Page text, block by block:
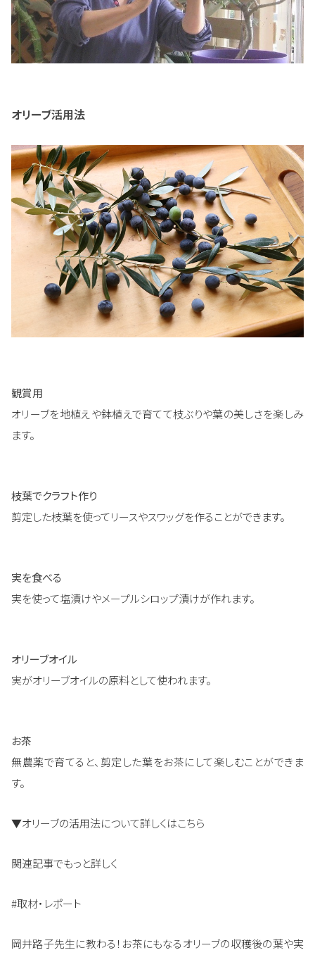
オリーブ活用法
観賞用
オリーブを地植えや鉢植えで育てて枝ぶりや葉の美しさを楽しみ
ます。
枝葉でクラフト作り
剪定した枝葉を使ってリースやスワッグを作ることができます。
実を食べる
実を使って塩漬けやメープルシロップ漬けが作れます。
オリーブオイル
実がオリーブオイルの原料として使われます。
お茶
無農薬で育てると、剪定した葉をお茶にして楽しむことができま
す。
▼オリーブの活用法について詳しくはこちら
関連記事でもっと詳しく
#取材・レポート
岡井路子先生に教わる！お茶にもなるオリーブの収穫後の葉や実